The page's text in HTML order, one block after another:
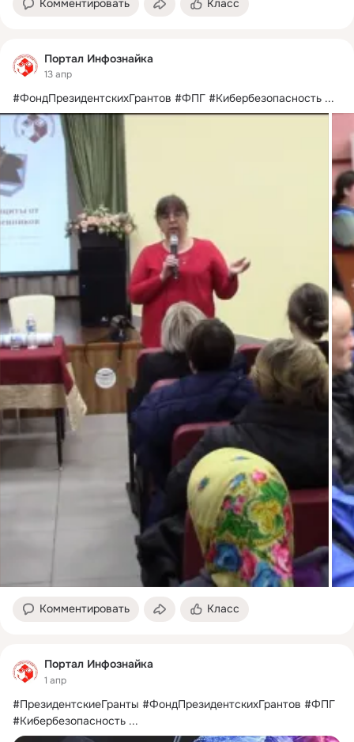
Портал Инфознайка
13 апр
#ФондПрезидентскихГрантов #ФПГ #Кибербезопасность ...
Комментировать Класс
Портал Инфознайка
1 апр
#ПрезидентскиеГранты #ФондПрезидентскихГрантов #ФПГ
#Кибербезопасность ...